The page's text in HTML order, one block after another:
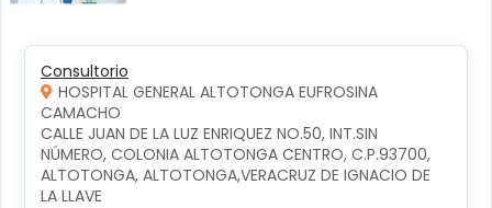
Consultorio
HOSPITAL GENERAL ALTOTONGA EUFROSINA
CAMACHO
CALLE JUAN DE LA LUZ ENRIQUEZ NO.50, INT.SIN
NÚMERO, COLONIA ALTOTONGA CENTRO, C.P.93700,
ALTOTONGA, ALTOTONGA,VERACRUZ DE IGNACIO DE
LA LLAVE